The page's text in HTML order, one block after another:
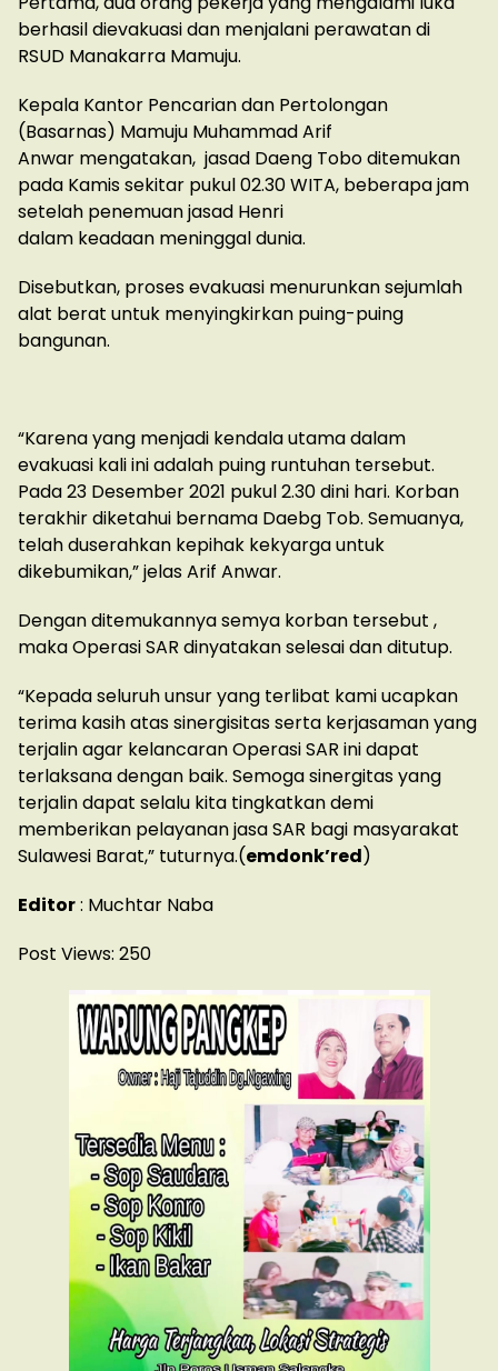
berhasil dievakuasi dan menjalani perawatan di
RSUD Manakarra Mamuju.
​​​​​​Kepala Kantor Pencarian dan Pertolongan
(Basarnas) Mamuju Muhammad Arif
Anwar mengatakan, jasad Daeng Tobo ditemukan
pada Kamis sekitar pukul 02.30 WITA, beberapa jam
setelah penemuan jasad Henri
dalam keadaan meninggal dunia.
Disebutkan, proses evakuasi menurunkan sejumlah
alat berat untuk menyingkirkan puing-puing
bangunan.
“Karena yang menjadi kendala utama dalam
evakuasi kali ini adalah puing runtuhan tersebut.
Pada 23 Desember 2021 pukul 2.30 dini hari. Korban
terakhir diketahui bernama Daebg Tob. Semuanya,
telah duserahkan kepihak kekyarga untuk
dikebumikan,” jelas Arif Anwar.
Dengan ditemukannya semya korban tersebut ,
maka Operasi SAR dinyatakan selesai dan ditutup.
“Kepada seluruh unsur yang terlibat kami ucapkan
terima kasih atas sinergisitas serta kerjasaman yang
terjalin agar kelancaran Operasi SAR ini dapat
terlaksana dengan baik. Semoga sinergitas yang
terjalin dapat selalu kita tingkatkan demi
memberikan pelayanan jasa SAR bagi masyarakat
Sulawesi Barat,” tuturnya.(emdonk’red)
Editor: Muchtar Naba
Post Views: 250